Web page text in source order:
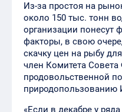
Из-за простоя на
около 150 тыс. тонн
организации понесут
факторы, в свою
скачку цен на рыбу
член Комитета
продовольственной
природопользованию
«Если в декабре у